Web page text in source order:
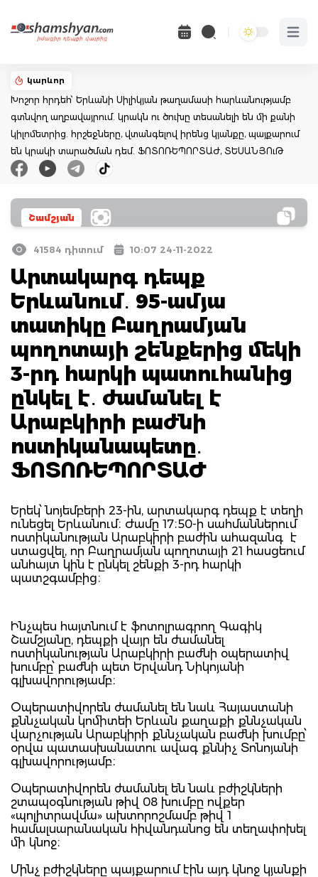
Open
կարևոր
Խոշոր հրդեհ՝ Երևանի Սիլիկյան թաղամասի հարևանությամբ
գտնվող աղբավայրում. կրակն ու ծուխը տեսանելի են մի քանի
կիլոմետրից. հրշեջները, վտանգելով իրենց կյանքը, պայքարում
են կրակի տարածման դեմ. ՖՈՏՈՌԵՊՈՐՏԱԺ, ՏԵՍԱՆՅՈւԹ
Շամշյան
41584 դիտում 10:07 24-11-2022
Արտակարգ դեպք
Երևանում․ 95-ամյա
տատիկը Բաղրամյան
պողոտայի շենքերից մեկի
3-րդ հարկի պատուհանից
ընկել է․ ժամանել է
Արաբկիրի բաժնի
ոստիկանապետը․
ՖՈՏՈՌԵՊՈՐՏԱԺ
Երեկ՝ նոյեմբերի 23-ին, արտակարգ դեպք է տեղի
ունեցել Երևանում։ Ժամը 17։50-ի սահմաններում
ոստիկանության Արաբկիրի բաժին ահազանգ է
ստացվել, որ Բաղրամյան պողոտայի 21 հասցեում
անհայտ կին է ընկել շենքի 3-րդ հարկի
պատշգամբից։
Ինչպես հայտնում է ֆոտոլրագրող Գագիկ
Շամշյանը, դեպքի վայր են ժամանել
ոստիկանության Արաբկիրի բաժնի օպերատիվ
խումբը՝ բաժնի պետ Երվանդ Նիկոյանի
գլխավորությամբ։
Օպերատիվորեն ժամանել են նաև Հայաստանի
քննչական կոմիտեի Երևան քաղաքի քննչական
վարչության Արաբկիրի քննչական բաժնի խումբը՝
օրվա պատասխանատու ավագ քննիչ Տոնոյանի
գլխավորությամբ։
Օպերատիվորեն ժամանել են նաև բժիշկների
շտապօգնության թիվ 08 խումբը ովքեր
«պոլիտրավմա» ախտորոշմամբ թիվ 1
համալսարանական հիվանդանոց են տեղափոխել
մի կնոջ։
Մինչ բժիշկները պայքարում էին այդ կնոջ կյանքի